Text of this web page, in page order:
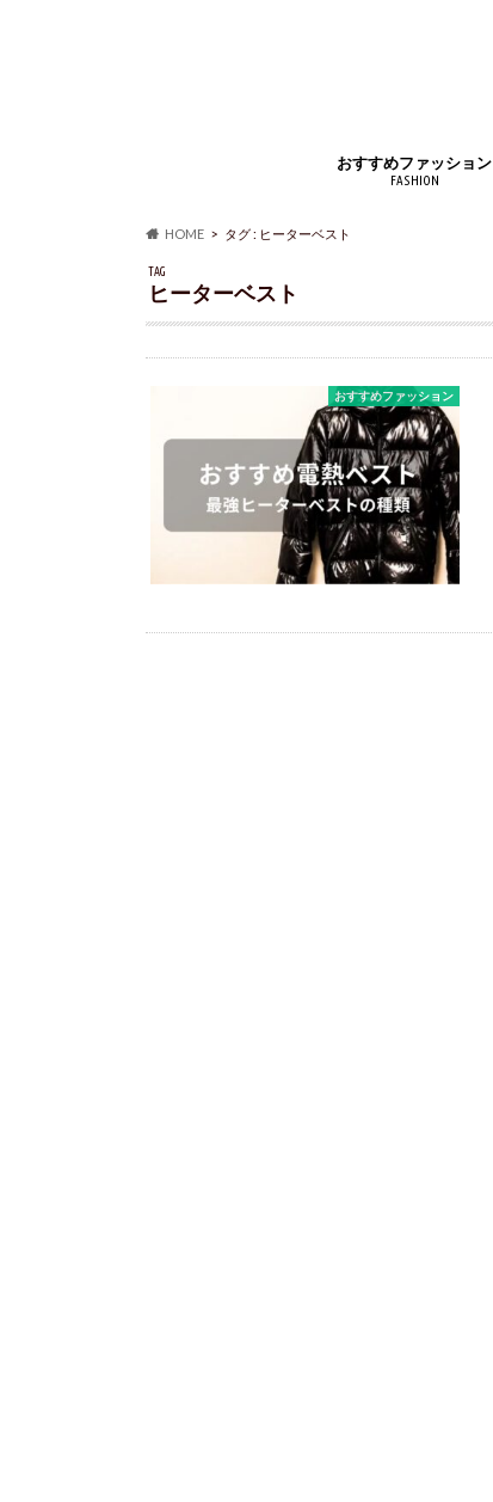
おすすめファッション
FASHION
HOME タグ : ヒーターベスト
TAG
ヒーターベスト
おすすめファッション